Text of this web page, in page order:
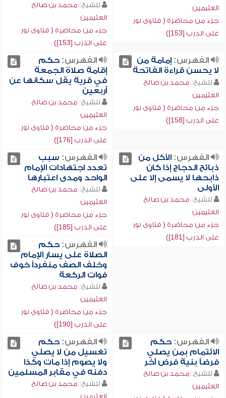
العثيمين
جزء من محاضرة ( فتاوى نور
على الدرب [153])
للشيخ: محمد بن صالح
العثيمين
جزء من محاضرة ( فتاوى نور
على الدرب [153])
الفهرس:إمامة من
لا يحسن قراءة الفاتحة
للشيخ: محمد بن صالح
العثيمين
جزء من محاضرة ( فتاوى نور
على الدرب [158])
الفهرس:حكم
إقامة صلاة الجمعة
في قرية يقل سكانها عن
أربعين
للشيخ: محمد بن صالح
العثيمين
جزء من محاضرة ( فتاوى نور
على الدرب [176])
الفهرس:الأكل من
ذبائح الدجاج إذا كان
ذابحها لا يسمى إلا على
الأولى
للشيخ: محمد بن صالح
العثيمين
جزء من محاضرة ( فتاوى نور
على الدرب [181])
الفهرس: سبب
تعدد اجتهادات الإمام
الواحد ومدى اعتبارها
للشيخ: محمد بن صالح
العثيمين
جزء من محاضرة ( فتاوى نور
على الدرب [185])
الفهرس:حكم
الصلاة على يسار الإمام
وخلف الصف منفرداً خوف
فوات الركعة
للشيخ: محمد بن صالح
العثيمين
جزء من محاضرة ( فتاوى نور
على الدرب [190])
الفهرس:حكم
الائتمام بمن يصلي
فرضاً بنية فرض آخر
للشيخ: محمد بن صالح
العثيمين
الفهرس:حكم
تغسيل من لا يصلي
ولا يصوم إذا مات وكذا
دفنه في مقابر المسلمين
للشيخ: محمد بن صالح
العثيمين